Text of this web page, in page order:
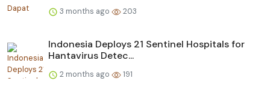
3 months ago 203
Indonesia Deploys 21 Sentinel Hospitals for
Hantavirus Detec...
2 months ago 191